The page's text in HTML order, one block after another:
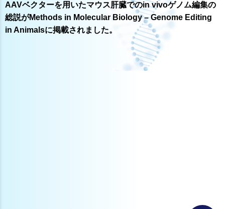
AAVベクターを用いたマウス肝臓でのin vivoゲノム編集の
総説がMethods in Molecular Biology – Genome Editing
in Animalsに掲載されました。